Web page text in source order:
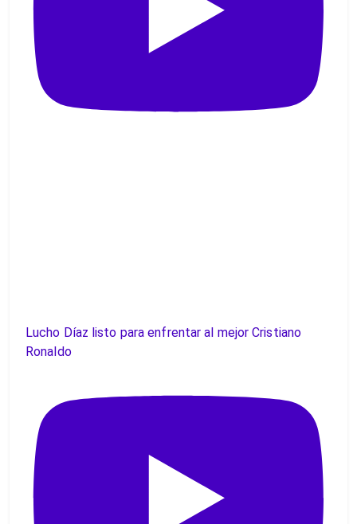
Lucho Díaz listo para enfrentar al mejor Cristiano
Ronaldo